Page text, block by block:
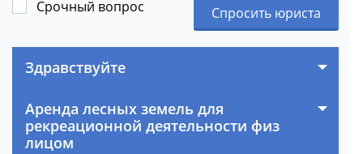
Срочный вопрос Спросить юриста
Здравствуйте
Аренда лесных земель для
рекреационной деятельности физ
лицом